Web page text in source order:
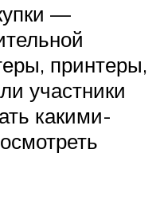
—
принтеры,
участники
какими-